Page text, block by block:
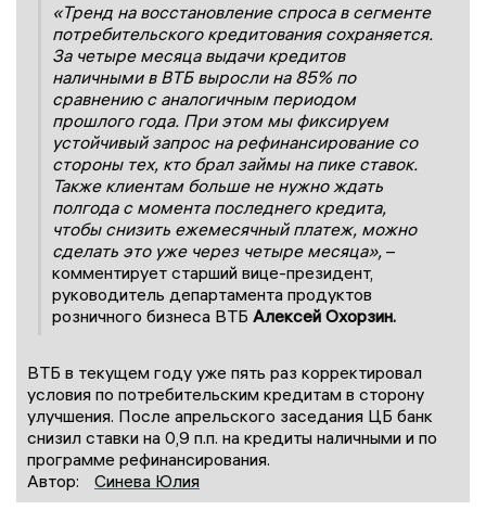
«Тренд на восстановление спроса в сегменте
потребительского кредитования сохраняется.
За четыре месяца выдачи кредитов
наличными в ВТБ выросли на 85% по
сравнению с аналогичным периодом
прошлого года. При этом мы фиксируем
устойчивый запрос на рефинансирование со
стороны тех, кто брал займы на пике ставок.
Также клиентам больше не нужно ждать
полгода с момента последнего кредита,
чтобы снизить ежемесячный платеж, можно
сделать это уже через четыре месяца», –
комментирует старший вице-президент,
руководитель департамента продуктов
розничного бизнеса ВТБ Алексей Охорзин.
ВТБ в текущем году уже пять раз корректировал
условия по потребительским кредитам в сторону
улучшения. После апрельского заседания ЦБ банк
снизил ставки на 0,9 п.п. на кредиты наличными и по
программе рефинансирования.
Автор:
Синева Юлия